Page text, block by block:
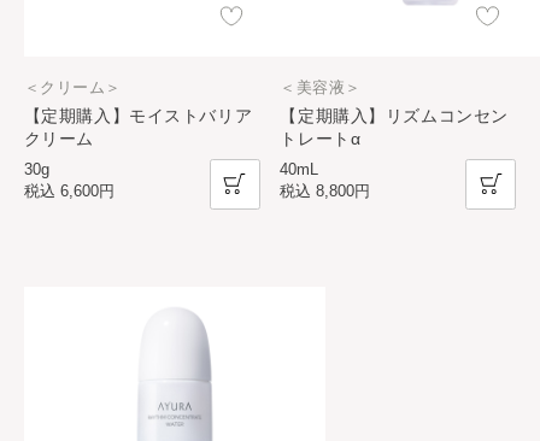
【定期購入】モイストバリア
クリーム
＜クリーム＞
30g
税込 6,600円
【定期購入】リズムコンセン
トレートα
＜美容液＞
40mL
税込8,800円